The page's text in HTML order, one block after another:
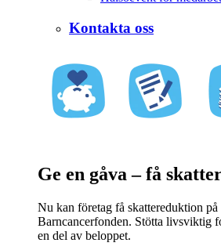
Kontakta oss
Ge en gåva – få
Nu kan företag få skattereduktion
Barncancerfonden. Stötta livsviktig
en del av beloppet.